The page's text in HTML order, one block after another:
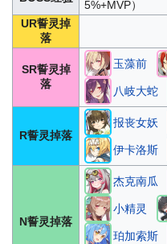
5%+MVP）
UR誓灵掉
落
SR誓灵掉
落
玉藻前
八岐大蛇
R誓灵掉落
报丧女妖
伊卡洛斯
N誓灵掉落
杰克南瓜
小精灵
珀加索斯